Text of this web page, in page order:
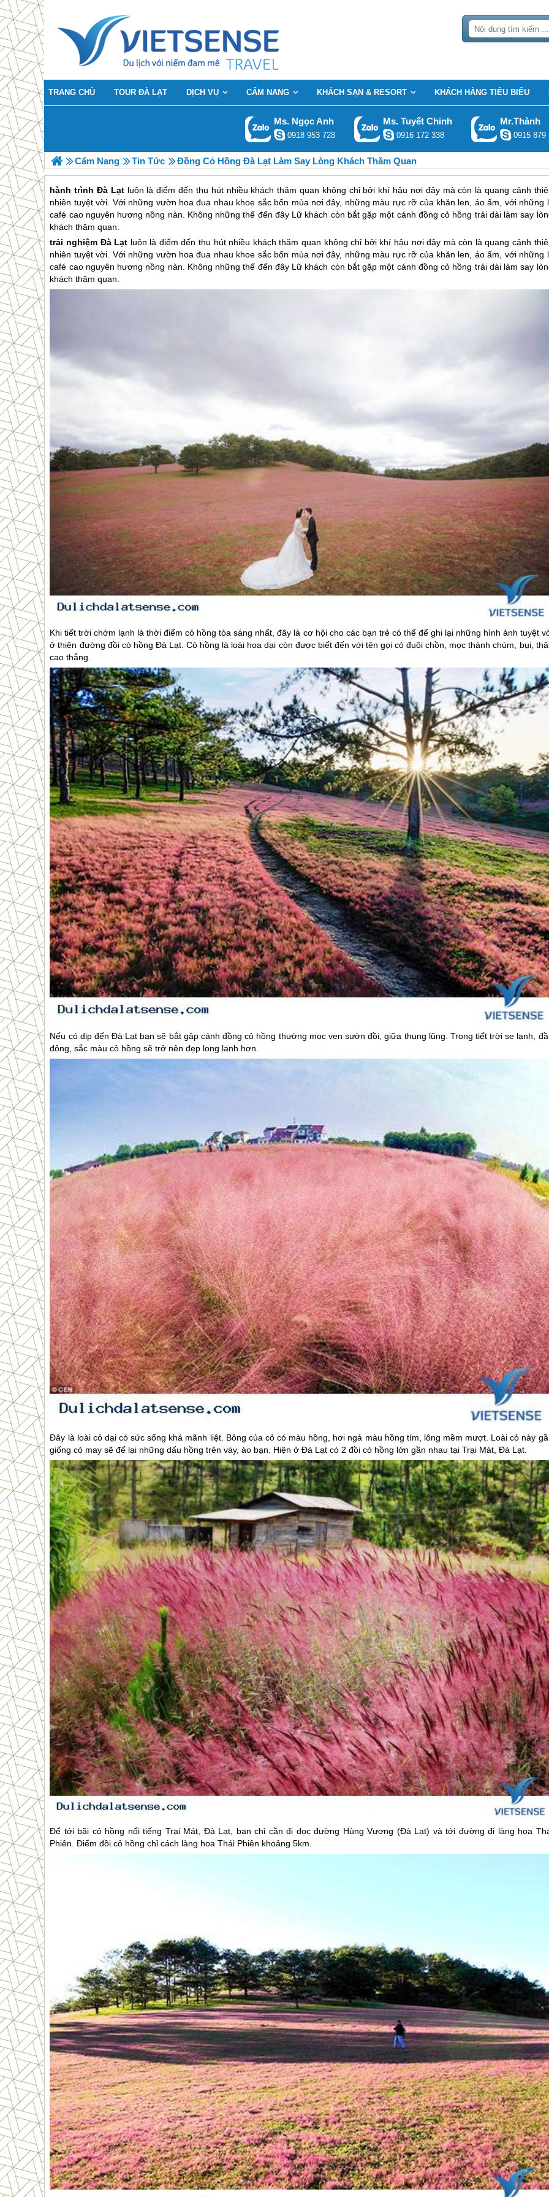
TRANG CHỦ TOUR ĐÀ LẠT DỊCH VỤ CẨM NANG KHÁCH SẠN & RESORT KHÁCH HÀNG TIÊU BIỂU
Ms. Ngọc Anh
0918 953 728
Ms. Tuyết Chinh
0916 172 338
Mr.Thành
0915 879
Cẩm Nang Tin Tức Đồng Cỏ Hồng Đà Lạt Làm Say Lòng Khách Thăm Quan
hành trình Đà Lạtluôn là điểm đến thu hút nhiều khách thăm quan không chỉ bởi khí hậu nơi đây mà còn là quang cảnh
nhiên tuyệt vời. Với những vườn hoa đua nhau khoe sắc bốn mùa nơi đây, những màu rực rỡ của khăn len, áo ấm, với những
café cao nguyên hương nồng nàn. Không những thế đến đây Lữ khách còn bắt gặp một cánh đồng cỏ hồng trải dài làm say
khách thăm quan.
trải nghiệm Đà Lạt luôn là điểm đến thu hút nhiều khách thăm quan không chỉ bởi khí hậu nơi đây mà còn là quang cảnh
nhiên tuyệt vời. Với những vườn hoa đua nhau khoe sắc bốn mùa nơi đây, những màu rực rỡ của khăn len, áo ấm, với những
café cao nguyên hương nồng nàn. Không những thế đến đây Lữ khách còn bắt gặp một cánh đồng cỏ hồng trải dài làm say
khách thăm quan.
Khi tiết trời chớm lạnh là thời điểm cỏ hồng tỏa sáng nhất, đây là cơ hội cho các bạn trẻ có thể để ghi lại những hình ảnh tuyệt
ở thiên đường đồi cỏ hồng Đà Lạt. Cỏ hồng là loài hoa dại còn được biết đến với tên gọi cỏ đuôi chồn, mọc thành chùm, bụi,
cao thẳng.
Nếu có dịp đếnĐà Lạt bạn sẽ bắt gặp cánh đồng cỏ hồng thường mọc ven sườn đồi, giữa thung lũng. Trong tiết trời se lạnh,
đông, sắc màu cỏ hồng sẽ trở nên đẹp long lanh hơn.
Đây là loài cỏ dại có sức sống khá mãnh liệt. Bông của cỏ có màu hồng, hơi ngả màu hồng tím, lông mềm mượt. Loài cỏ này
giống cỏ may sẽ để lại những dấu hồng trên váy, áo bạn. Hiện ởĐà Lạt có 2 đồi cỏ hồng lớn gần nhau tại Trại Mát,Đà Lạt
Để tới bãi cỏ hồng nổi tiếng Trại Mát, Đà Lạt, bạn chỉ cần đi dọc đường Hùng Vương (Đà Lạt) và tới đường đi làng hoa
Phiên. Điểm đồi cỏ hồng chỉ cách làng hoa Thái Phiên khoảng 5km.